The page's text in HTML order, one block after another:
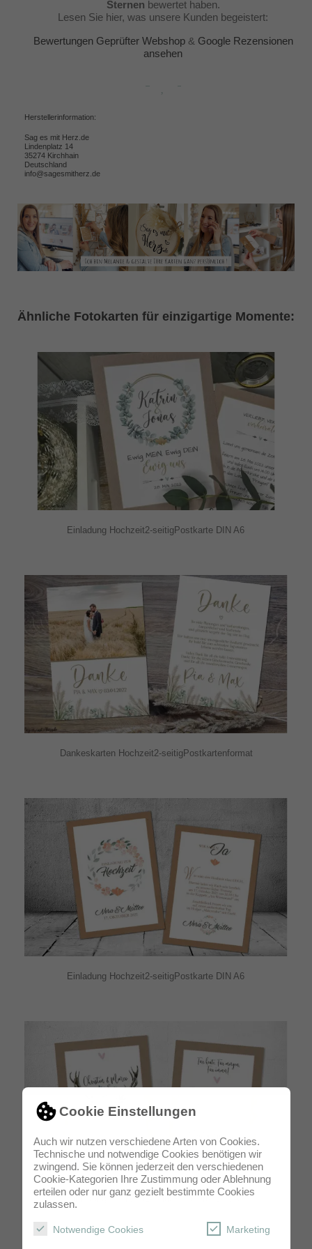
Cookie Einstellungen
Auch wir nutzen verschiedene Arten von Cookies.
Technische und notwendige Cookies benötigen wir
zwingend. Sie können jederzeit den verschiedenen
Cookie-Kategorien Ihre Zustimmung oder Ablehnung
erteilen oder nur ganz gezielt bestimmte Cookies
zulassen.
Notwendige Cookies Marketing
Sternen bewertet haben.
Lesen Sie hier, was unsere Kunden begeistert:
Bewertungen Geprüfter Webshop& Google Rezensionen
ansehen
Herstellerinformation:
Sag es mit Herz.de
Lindenplatz 14
35274 Kirchhain
Deutschland
info@sagesmitherz.de
Ähnliche Fotokarten für einzigartige Momente:
Einladung Hochzeit2-seitigPostkarte DIN A6
Dankeskarten Hochzeit2-seitigPostkartenformat
Einladung Hochzeit2-seitigPostkarte DIN A6
Einladung Hochzeit2-seitigPostkarte DIN A6